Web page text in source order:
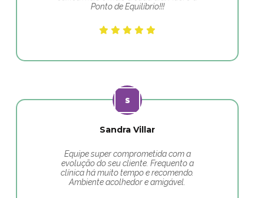
Ponto de Equilíbrio!!!
Sandra Villar
Equipe super comprometida com a
evolução do seu cliente. Frequento a
clínica há muito tempo e recomendo.
Ambiente acolhedor e amigável.